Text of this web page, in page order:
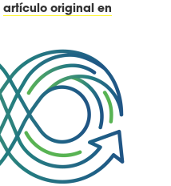
artículo original en